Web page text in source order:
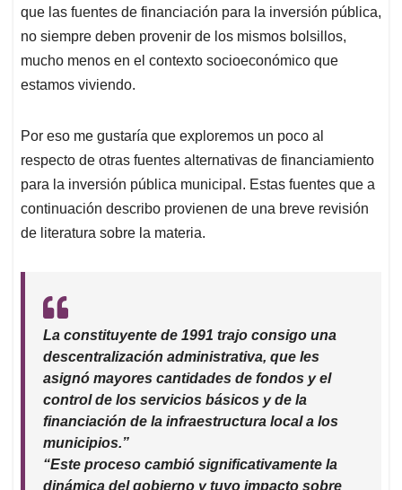
que las fuentes de financiación para la inversión pública,
no siempre deben provenir de los mismos bolsillos,
mucho menos en el contexto socioeconómico que
estamos viviendo.
Por eso me gustaría que exploremos un poco al
respecto de otras fuentes alternativas de financiamiento
para la inversión pública municipal. Estas fuentes que a
continuación describo provienen de una breve revisión
de literatura sobre la materia.
La constituyente de 1991 trajo consigo una
descentralización administrativa, que les
asignó mayores cantidades de fondos y el
control de los servicios básicos y de la
financiación de la infraestructura local a los
municipios.”
“Este proceso cambió significativamente la
dinámica del gobierno y tuvo impacto sobre